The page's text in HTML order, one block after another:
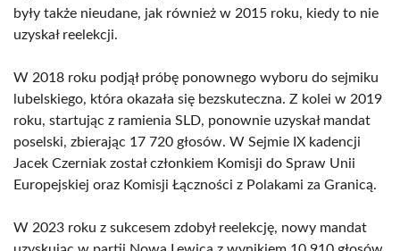
były także nieudane, jak również w 2015 roku, kiedy to nie
uzyskał reelekcji.
W 2018 roku podjął próbę ponownego wyboru do sejmiku
lubelskiego, która okazała się bezskuteczna. Z kolei w 2019
roku, startując z ramienia SLD, ponownie uzyskał mandat
poselski, zbierając 17 720 głosów. W Sejmie IX kadencji
Jacek Czerniak został członkiem Komisji do Spraw Unii
Europejskiej oraz Komisji Łączności z Polakami za Granicą.
W 2023 roku z sukcesem zdobył reelekcję, nowy mandat